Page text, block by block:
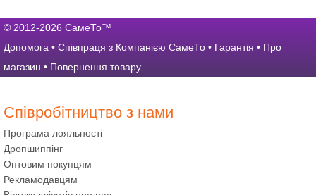
© 2012-2026 СамеТо™
Допомога • Співпраця з Компанією СамеТо • Гарантія • Про
магазин • Повернення товару
Співробітництво з нами
Програма лояльності
Дропшиппінг
Оптовим покупцям
Рекламодавцям